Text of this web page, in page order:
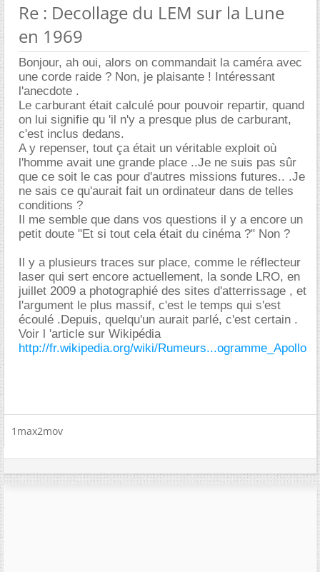
Re : Decollage du LEM sur la Lune
en 1969
Bonjour, ah oui, alors on commandait la caméra avec
une corde raide ? Non, je plaisante ! Intéressant
l'anecdote .
Le carburant était calculé pour pouvoir repartir, quand
on lui signifie qu 'il n'y a presque plus de carburant,
c'est inclus dedans.
A y repenser, tout ça était un véritable exploit où
l'homme avait une grande place ..Je ne suis pas sûr
que ce soit le cas pour d'autres missions futures.. .Je
ne sais ce qu'aurait fait un ordinateur dans de telles
conditions ?
Il me semble que dans vos questions il y a encore un
petit doute "Et si tout cela était du cinéma ?" Non ?
Il y a plusieurs traces sur place, comme le réflecteur
laser qui sert encore actuellement, la sonde LRO, en
juillet 2009 a photographié des sites d'atterrissage , et
l'argument le plus massif, c'est le temps qui s'est
écoulé .Depuis, quelqu'un aurait parlé, c'est certain .
Voir l 'article sur Wikipédia
http://fr.wikipedia.org/wiki/Rumeurs...ogramme_Apollo
1max2mov